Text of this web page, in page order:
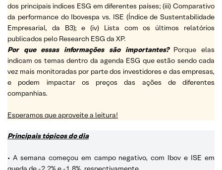
dos principais índices ESG em diferentes países; (iii) Comparativo
da performance do Ibovespa vs. ISE (Índice de Sustentabilidade
Empresarial, da B3); e (iv) Lista com os últimos relatórios
publicados pelo Research ESG da XP.
Por que essas informações são importantes? Porque elas
indicam os temas dentro da agenda ESG que estão sendo cada
vez mais monitoradas por parte dos investidores e das empresas,
e podem impactar os preços das ações de diferentes
companhias.
Esperamos que aproveite a leitura!
Principais tópicos do dia
• A semana começou em campo negativo, com Ibov e ISE em